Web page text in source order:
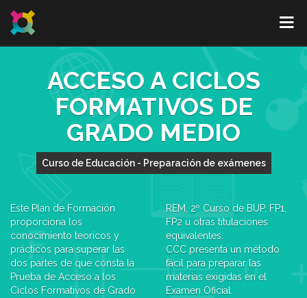
ACCESO A CICLOS
FORMATIVOS DE
GRADO MEDIO
Curso de Educación - Preparación de exámenes
Este Plan de Formación
proporciona los
conocimiento teoricos y
prácticos para superar las
dos partes de que consta la
Prueba de Acceso a los
Ciclos Formativos de Grado
REM, 2º Curso de BUP, FP1,
FP2 u otras titulaciones
equivalentes.
CCC presenta un método
fácil para preparar las
materias exigidas en el
Examen Oficial.